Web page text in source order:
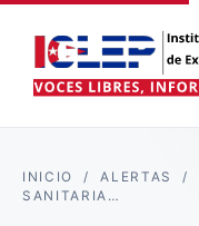
INICIO /ALERTAS /
SANITARIA…